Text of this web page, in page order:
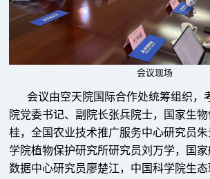
会议现场
会议由空天院国际合作处统筹组织，
院党委书记、副院长张兵院士，国家生
桂，全国农业技术推广服务中心研究员
学院植物保护研究所研究员刘万学，国
数据中心研究员廖楚江，中国科学院生